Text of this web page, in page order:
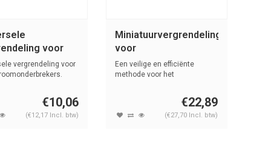
voor
vergrendeling voor
€10,06
(€12,17 Incl. btw)
Miniatuurvergrendeling
voor
stroomonderbrekers
(Tie-Bar) 090853,
Een veilige en efficiënte
methode voor het
€22,89
(€27,70 Incl. btw)